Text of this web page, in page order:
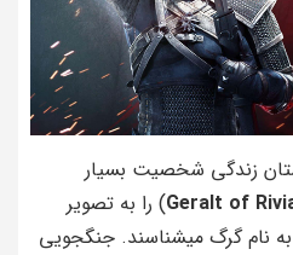
زندگی شخصیت بسیار
Geralt of) را به تصویر
نام گرگ میشناسند. جنگجویی